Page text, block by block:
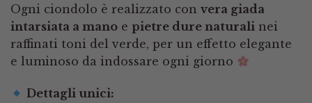
Ogni ciondolo è realizzato con vera giada
intarsiata a mano e pietre dure naturali nei
raffinati toni del verde, per un effetto elegante
e luminoso da indossare ogni giorno
Dettagli unici: